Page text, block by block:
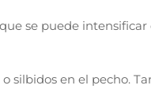
se puede
o silbidos en el pecho.